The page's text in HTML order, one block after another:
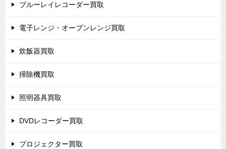
ブルーレイレコーダー買取
電子レンジ・オーブンレンジ買取
炊飯器買取
掃除機買取
照明器具買取
DVDレコーダー買取
プロジェクター買取